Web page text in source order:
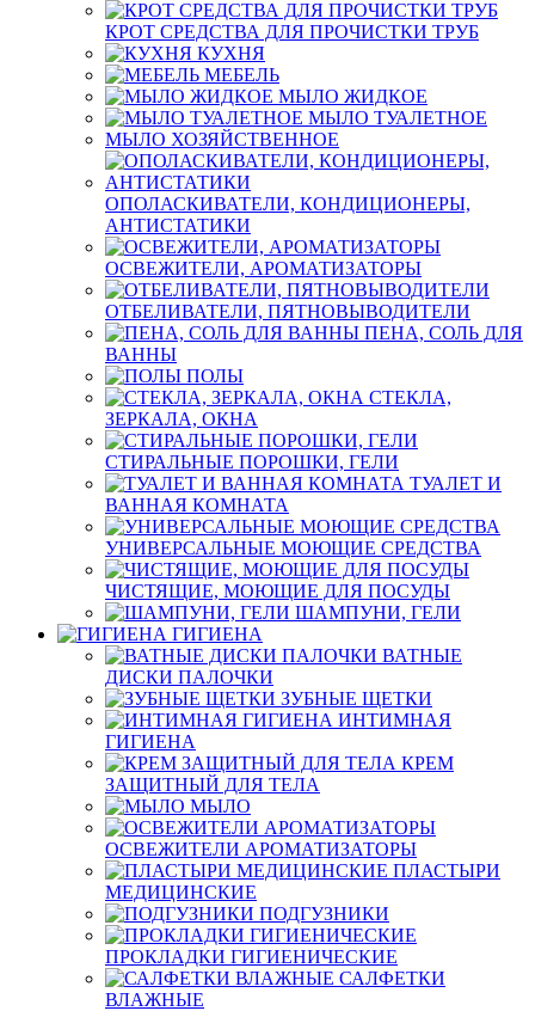
КРОТ СРЕДСТВА ДЛЯ ПРОЧИСТКИ ТРУБ
КУХНЯ
МЕБЕЛЬ
МЫЛО ЖИДКОЕ
МЫЛО ТУАЛЕТНОЕ
МЫЛО ХОЗЯЙСТВЕННОЕ
ОПОЛАСКИВАТЕЛИ, КОНДИЦИОНЕРЫ,
АНТИСТАТИКИ
ОСВЕЖИТЕЛИ, АРОМАТИЗАТОРЫ
ОТБЕЛИВАТЕЛИ, ПЯТНОВЫВОДИТЕЛИ
ПЕНА, СОЛЬ ДЛЯ
ВАННЫ
ПОЛЫ
СТЕКЛА,
ЗЕРКАЛА, ОКНА
СТИРАЛЬНЫЕ ПОРОШКИ, ГЕЛИ
ТУАЛЕТ И
ВАННАЯ КОМНАТА
УНИВЕРСАЛЬНЫЕ МОЮЩИЕ СРЕДСТВА
ЧИСТЯЩИЕ, МОЮЩИЕ ДЛЯ ПОСУДЫ
ШАМПУНИ, ГЕЛИ
ГИГИЕНА
ВАТНЫЕ
ДИСКИ ПАЛОЧКИ
ЗУБНЫЕ ЩЕТКИ
ИНТИМНАЯ
ГИГИЕНА
КРЕМ
ЗАЩИТНЫЙ ДЛЯ ТЕЛА
МЫЛО
ОСВЕЖИТЕЛИ АРОМАТИЗАТОРЫ
ПЛАСТЫРИ
МЕДИЦИНСКИЕ
ПОДГУЗНИКИ
ПРОКЛАДКИ ГИГИЕНИЧЕСКИЕ
САЛФЕТКИ
ВЛАЖНЫЕ